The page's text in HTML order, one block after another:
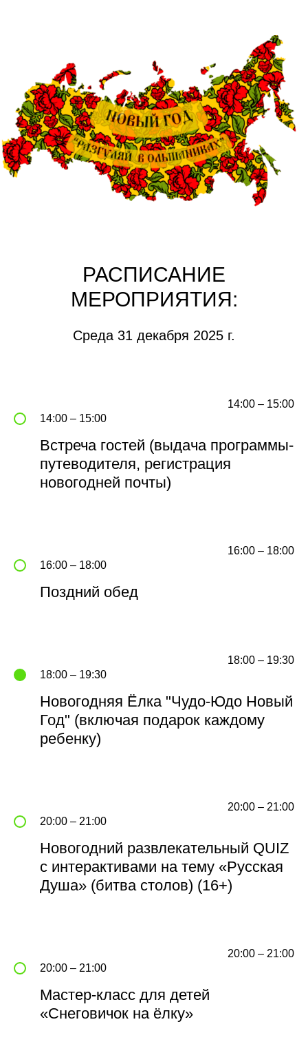
РАСПИСАНИЕ
МЕРОПРИЯТИЯ:
Среда 31 декабря 2025 г.
14:00 – 15:00
14:00 – 15:00
Встреча гостей (выдача программы-
путеводителя, регистрация
новогодней почты)
16:00 – 18:00
16:00 – 18:00
Поздний обед
18:00 – 19:30
18:00 – 19:30
Новогодняя Ёлка "Чудо-Юдо Новый
Год" (включая подарок каждому
ребенку)
20:00 – 21:00
20:00 – 21:00
Новогодний развлекательный QUIZ
с интерактивами на тему «Русская
Душа» (битва столов) (16+)
20:00 – 21:00
20:00 – 21:00
Мастер-класс для детей
«Снеговичок на ёлку»